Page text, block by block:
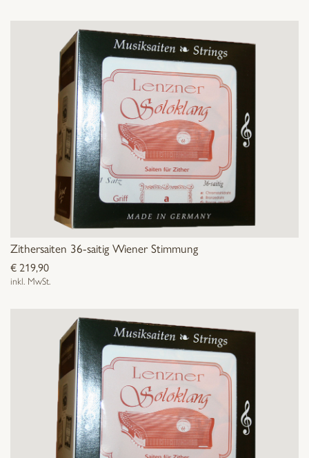
Zithersaiten 36-saitig Wiener Stimmung
€ 219,90
inkl. MwSt.